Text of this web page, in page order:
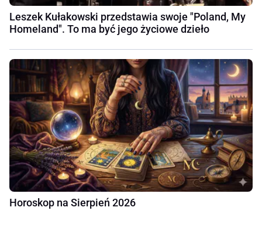
Leszek Kułakowski przedstawia swoje "Poland, My
Homeland". To ma być jego życiowe dzieło
Horoskop na Sierpień 2026